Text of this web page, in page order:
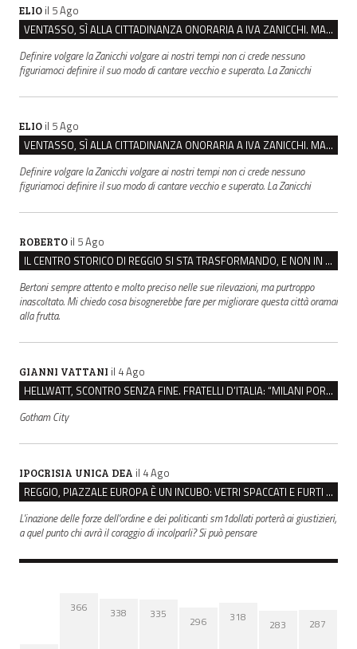
ELIO il 5 Ago
VENTASSO, SÌ ALLA CITTADINANZA ONORARIA A IVA ZANICCHI. MA BARGIACCHI: “È DI PESSIMO GUSTO”
Definire volgare la Zanicchi volgare ai nostri tempi non ci crede nessuno
figuriamoci definire il suo modo di cantare vecchio e superato. La Zanicchi
ELIO il 5 Ago
VENTASSO, SÌ ALLA CITTADINANZA ONORARIA A IVA ZANICCHI. MA BARGIACCHI: “È DI PESSIMO GUSTO”
Definire volgare la Zanicchi volgare ai nostri tempi non ci crede nessuno
figuriamoci definire il suo modo di cantare vecchio e superato. La Zanicchi
ROBERTO il 5 Ago
IL CENTRO STORICO DI REGGIO SI STA TRASFORMANDO, E NON IN MEGLIO
Bertoni sempre attento e molto preciso nelle sue rilevazioni, ma purtroppo
inascoltato. Mi chiedo cosa bisognerebbe fare per migliorare questa città oramai
alla frutta.
GIANNI VATTANI il 4 Ago
HELLWATT, SCONTRO SENZA FINE. FRATELLI D’ITALIA: “MILANI PORTA DOCUMENTI, DE FRANCO INSULTI”
Gotham City
IPOCRISIA UNICA DEA il 4 Ago
REGGIO, PIAZZALE EUROPA È UN INCUBO: VETRI SPACCATI E FURTI SULLE AUTO IN SOSTA
L'inazione delle forze dell'ordine e dei politicanti sm1dollati porterà ai giustizieri,
a quel punto chi avrà il coraggio di incolparli? Si può pensare
366 338 335
296 318 283 287